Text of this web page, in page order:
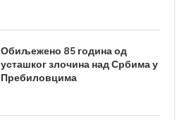
Обиљежено 85 година од
усташког злочина над Србима у
Пребиловцима